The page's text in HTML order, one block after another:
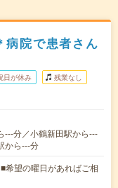
病院で患者さん
日が休み 残業なし
---分／小鶴新田駅から---
から---分
希望の曜日があればご相